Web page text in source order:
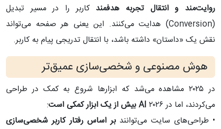
روایت‌مند و انتقال تجربه هدفمند کاربر را در مسیر تبدیل
(Conversion) هدایت می‌کنند. این یعنی هر صفحه می‌تواند
نقش یک «داستان» داشته باشد، با انتقال تدریجی پیام به کاربر.
هوش مصنوعی و شخصی‌سازی عمیق‌تر
در ۲۰۲۵ مشاهده می‌شد که ابزارها شروع به کمک در طراحی
می‌کردند، اما در ۲۰۲۶
AI بیش از یک ابزار کمکی است
:
• طراحی‌های سایت می‌توانندبر اساس رفتار کاربر شخصی‌سازی